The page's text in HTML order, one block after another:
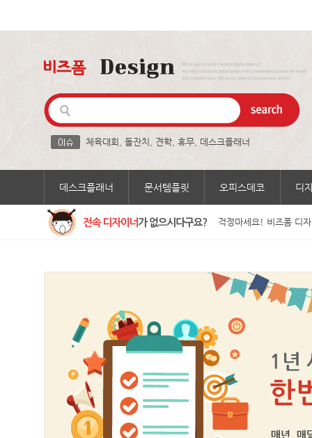
체육대회 돌잔치 견학, 휴무, 데스크플래너
데스크플래너 문서템플릿 오피스데코 디
걱정마세요! 비즈폼 디